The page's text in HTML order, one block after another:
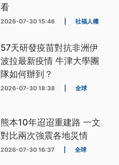
看
2026-07-30 15:46 社福人權
57天研發疫苗對抗非洲伊
波拉最新疫情 牛津大學團
隊如何辦到？
2026-07-30 18:38 全球
熊本10年迢迢重建路 一文
對比兩次強震各地災情
2026-07-30 16:37 全球